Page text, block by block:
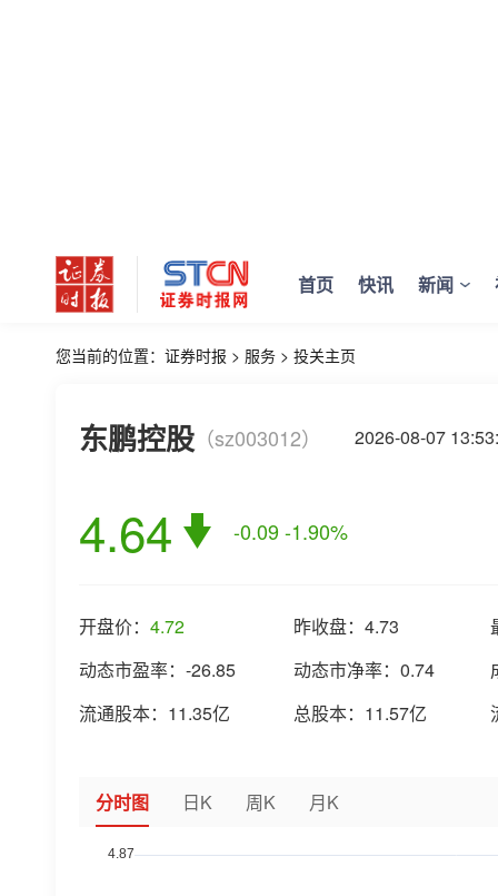
首页 快讯 新闻
您当前的位置： 证券时报 > 服务 > 投关主页
东鹏控股 （sz003012） 2026-08-07
4.64 -0.09-1.90%
开盘价： 4.72 昨收盘： 4.73
动态市盈率： -26.85 动态市净率： 0.74
流通股本： 11.35亿 总股本： 11.57亿
分时图 日K 周K 月K